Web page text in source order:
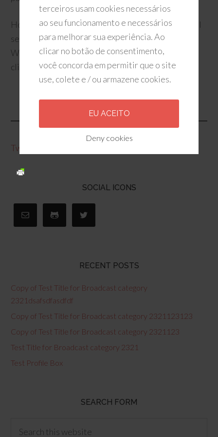
Hoje, mantém ativa uma plataforma com mais de mil
servidores Linux, com milhares de sites rodando
WordPress customizado para facilitar a vida do
cliente.
Tweets by LucasHill_
SOCIAL ICONS
RECENT POSTS
Copy of Test Title for Broadcast category
2321dsafsdfasdfdf
Copy of Test Title for Broadcast category 2321123123
Copy of Test Title for Broadcast category 2321123
Test Title for Broadcast category 2321
Test Profile Box
SEARCH FORM
terceiros usam cookies necessários
ao seu funcionamento e necessários
para melhorar sua experiência. Ao
clicar no botão de consentimento,
você concorda em permitir que o site
use, colete e / ou armazene cookies.
EU ACEITO
Deny cookies